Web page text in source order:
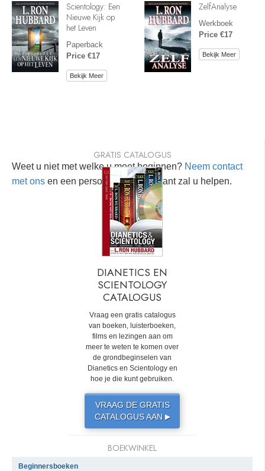
Scientology: Een
Nieuwe Kijk op
het Leven
Paperback
Price €17
Bekijk Meer
ZelfAnalyse
Werkboek
Price €17
Bekijk Meer
Weet u niet met welke u moet beginnen? Neem contact
met ons en een persoonlijke consultant zal u helpen.
GRATIS CATALOGUS
DIANETICS EN
SCIENTOLOGY
CATALOGUS
Vraag een gratis catalogus
van boeken, luisterboeken,
films en lezingen aan om
meer te weten te komen over
de grondbeginselen van
Dianetics en Scientology en
hoe je die kunt gebruiken.
VRAAG DE GRATIS
CATALOGUS AAN ▶
BOEKWINKEL
Beginnersboeken